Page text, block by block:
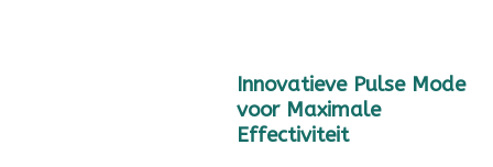
Innovatieve Pulse Mode
voor Maximale
Effectiviteit